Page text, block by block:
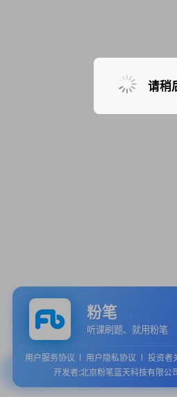
暂无课程，敬
粉笔
听课刷题、就用粉笔
用户服务协议 用户隐私协议 投资者
开发者:北京粉笔蓝天科技有限公
请稍